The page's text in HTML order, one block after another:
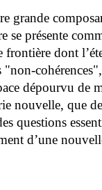
grande
se présente
frontière dont
dépourvu de
nouvelle, que
questions
d’une